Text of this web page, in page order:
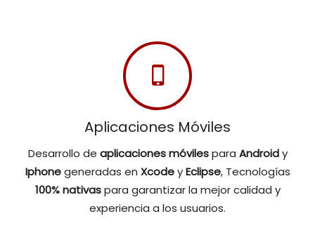
Aplicaciones Móviles
Desarrollo de aplicaciones móvilespara Androidy
Iphonegeneradas en XcodeyEclipse, Tecnologías
100% nativaspara garantizar la mejor calidad y
experiencia a los usuarios.